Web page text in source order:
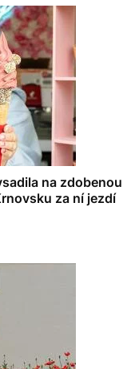
na zdobenou
za ní jezdí